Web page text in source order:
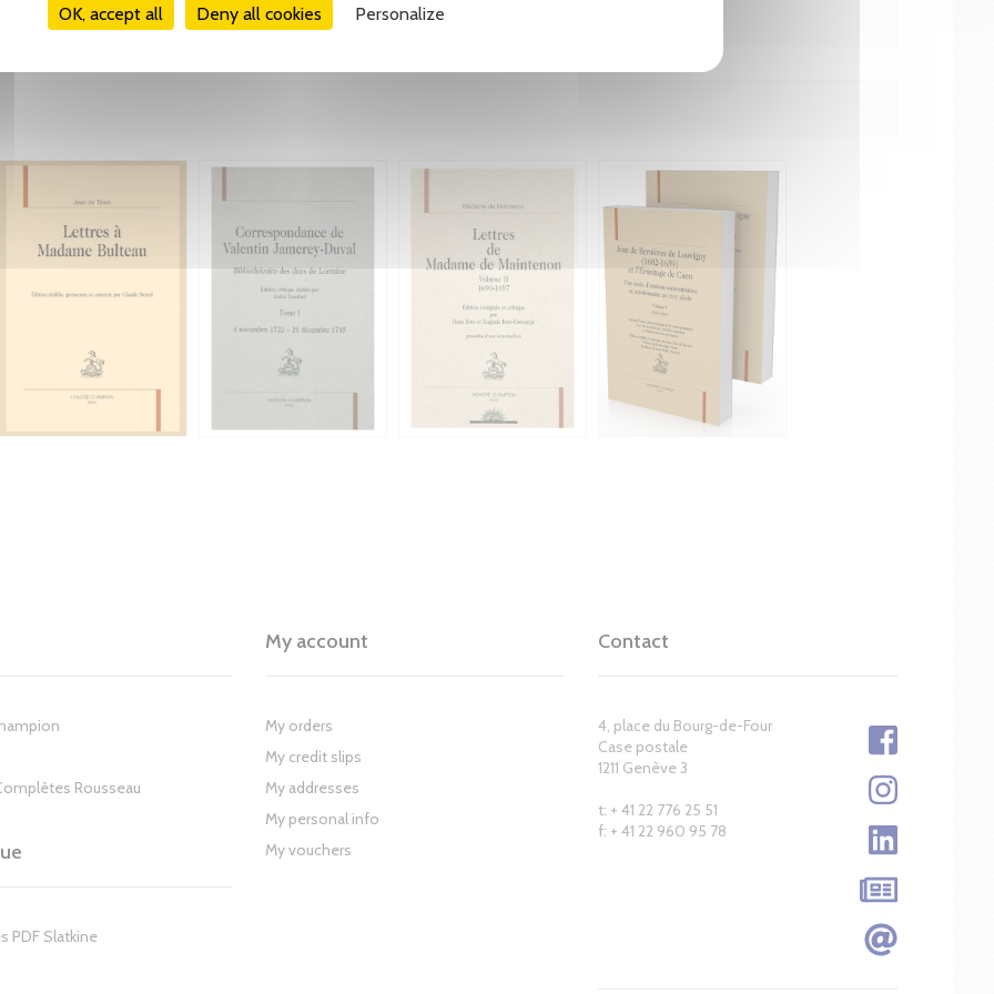
OK, accept all Deny all cookies Personalize
Rousseau
PDF Slatkine
My account
My orders
My credit slips
My addresses
My personal info
My vouchers
Contact
4, place du Bourg-de-Four
Case postale
1211 Genève 3
t: + 41 22 776 25 51
f: + 41 22 960 95 78